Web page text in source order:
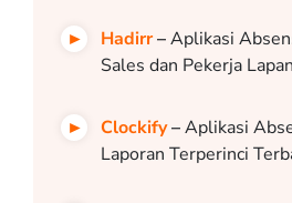
Hadirr–Aplikasi
Sales dan Pekerja
Clockify–Aplikasi
Laporan Terperinci